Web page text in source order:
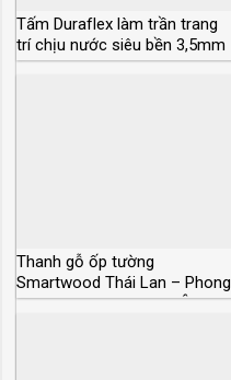
Tấm Duraflex làm trần trang
trí chịu nước siêu bền 3,5mm
4mm 4,5mm
Thanh gỗ ốp tường
Smartwood Thái Lan – Phong
cách sang trọng Châu Âu